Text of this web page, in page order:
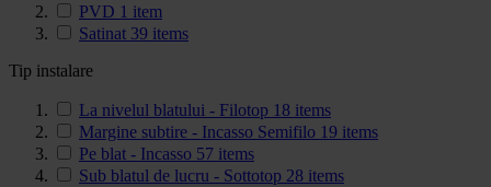
PVD 1 item
Satinat 39 items
Tip instalare
La nivelul blatului - Filotop 18 items
Margine subtire - Incasso Semifilo 19 items
Pe blat - Incasso 57 items
Sub blatul de lucru - Sottotop 28 items